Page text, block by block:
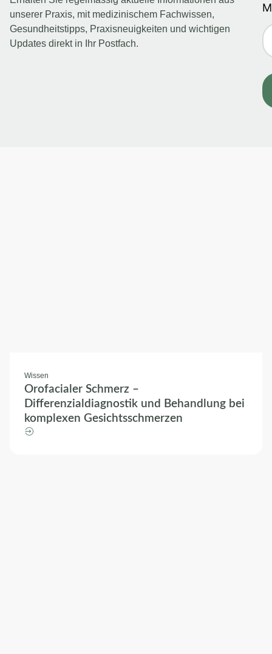
unserer Praxis, mit medizinischem Fachwissen,
Gesundheitstipps, Praxisneuigkeiten und wichtigen
Updates direkt in Ihr Postfach.
Wissen
Orofacialer Schmerz –
Differenzialdiagnostik und Behandlung bei
komplexen Gesichtsschmerzen